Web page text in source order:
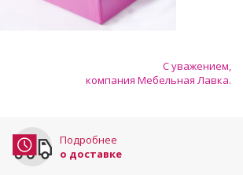
С уважением,
компания Мебельная Лавка.
Подробнее
о доставке